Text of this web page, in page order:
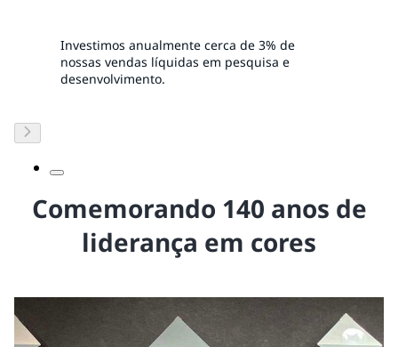
Investimos anualmente cerca de 3% de
nossas vendas líquidas em pesquisa e
desenvolvimento.
Comemorando 140 anos de
liderança em cores